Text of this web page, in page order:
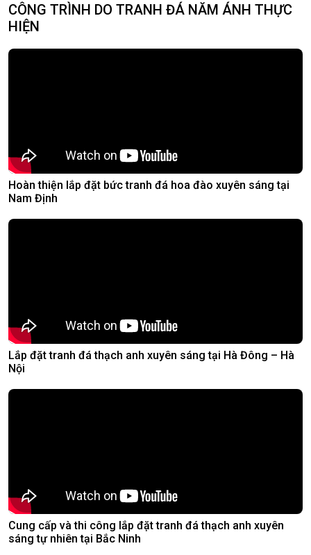
CÔNG TRÌNH DO TRANH ĐÁ NĂM ÁNH THỰC
HIỆN
Hoàn thiện lắp đặt bức tranh đá hoa đào xuyên sáng tại
Nam Định
Lắp đặt tranh đá thạch anh xuyên sáng tại Hà Đông – Hà
Nội
Cung cấp và thi công lắp đặt tranh đá thạch anh xuyên
sáng tự nhiên tại Bắc Ninh